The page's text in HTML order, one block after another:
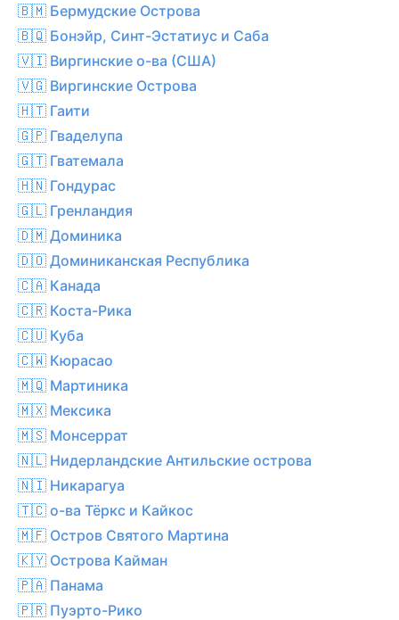
🇧🇲 Бермудские Острова
🇧🇶 Бонэйр, Синт-Эстатиус и Саба
🇻🇮 Виргинские о-ва (США)
🇻🇬 Виргинские Острова
🇭🇹 Гаити
🇬🇵 Гваделупа
🇬🇹 Гватемала
🇭🇳 Гондурас
🇬🇱 Гренландия
🇩🇲 Доминика
🇩🇴 Доминиканская Республика
🇨🇦 Канада
🇨🇷 Коста-Рика
🇨🇺 Куба
🇨🇼 Кюрасао
🇲🇶 Мартиника
🇲🇽 Мексика
🇲🇸 Монсеррат
🇳🇱 Нидерландские Антильские острова
🇳🇮 Никарагуа
🇹🇨 о-ва Тёркс и Кайкос
🇲🇫 Остров Святого Мартина
🇰🇾 Острова Кайман
🇵🇦 Панама
🇵🇷 Пуэрто-Рико